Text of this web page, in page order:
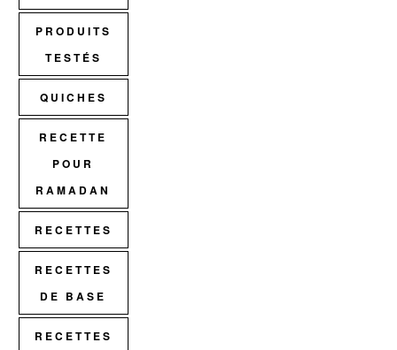
PRODUITS
TESTÉS
QUICHES
RECETTE
POUR
RAMADAN
RECETTES
RECETTES
DE BASE
RECETTES